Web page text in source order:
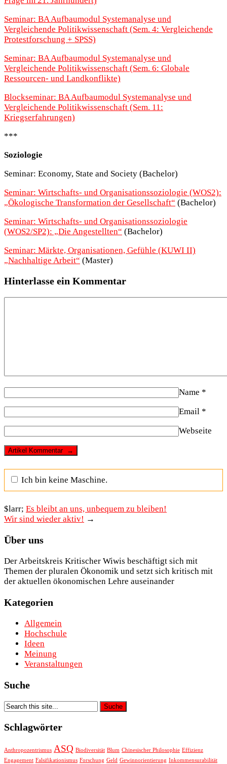
Seminar: BA Aufbaumodul Systemanalyse und
Vergleichende Politikwissenschaft (Sem. 4: Vergleichende
Protestforschung + SPSS)
Seminar: BA Aufbaumodul Systemanalyse und
Vergleichende Politikwissenschaft (Sem. 6: Globale
Ressourcen- und Landkonflikte)
Blockseminar: BA Aufbaumodul Systemanalyse und
Vergleichende Politikwissenschaft (Sem. 11:
Kriegserfahrungen)
***
Soziologie
Seminar: Economy, State and Society (Bachelor)
Seminar: Wirtschafts- und Organisationssoziologie (WOS2):
„Ökologische Transformation der Gesellschaft“ (Bachelor)
Seminar: Wirtschafts- und Organisationssoziologie
(WOS2/SP2): „Die Angestellten“ (Bachelor)
Seminar: Märkte, Organisationen, Gefühle (KUWI II)
„Nachhaltige Arbeit“ (Master)
Hinterlasse ein Kommentar
Name *
Email *
Webseite
Ich bin keine Maschine.
$larr; Es bleibt an uns, unbequem zu bleiben!
Wir sind wieder aktiv! →
Über uns
Der Arbeitskreis Kritischer Wiwis beschäftigt sich mit
Themen der pluralen Ökonomik und setzt sich kritisch mit
der aktuellen ökonomischen Lehre auseinander
Kategorien
Allgemein
Hochschule
Ideen
Meinung
Veranstaltungen
Suche
Schlagwörter
Anthropozentrismus ASQ Biodiversität Blum Chinesischer Philosophie Effizienz
Engagement Falsifikationismus Forschung Geld Gewinnorientierung Inkommensurabilität